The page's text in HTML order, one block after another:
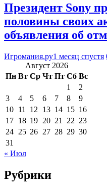
Президент Sony
половины своих
объявления об
Игромания.ру1 месяц спустя
Август 2026
Пн Вт Ср Чт Пт Сб Вс
1
2
3
4 5 6 7 8
9
10 11 12 13 14 15 16
17 18 19 20 21 22 23
24 25 26 27 28 29 30
31
« Июл
Рубрики